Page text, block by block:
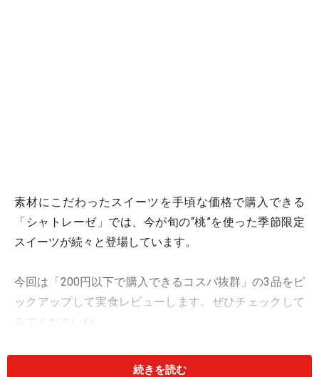
素材にこだわったスイーツを手頃な価格で購入できる
「シャトレーゼ」では、今が旬の“桃”を使った季節限定
スイーツが続々と登場しています。
今回は「200円以下で購入できるコスパ抜群」の3品をピ
ックアップして実食レビューします。ぜひチェックして
みてくださいね。
続きを読む